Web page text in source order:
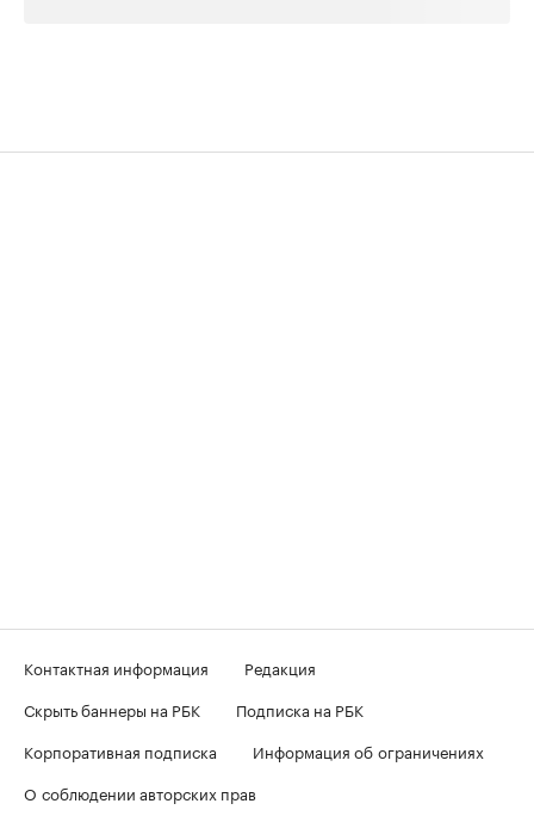
Контактная информация
Редакция
Скрыть баннеры на РБК
Подписка на РБК
Корпоративная подписка
Информация об ограничениях
О соблюдении авторских прав